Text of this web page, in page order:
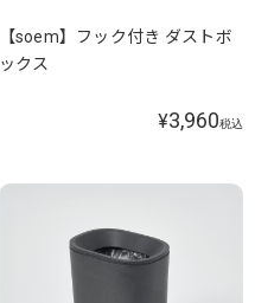
【soem】フック付き ダストボ
ックス
¥3,960税込